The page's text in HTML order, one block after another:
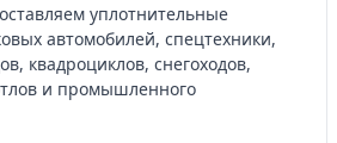
уплотнительные
автомобилей, спецтехники,
квадроциклов, снегоходов,
и промышленного